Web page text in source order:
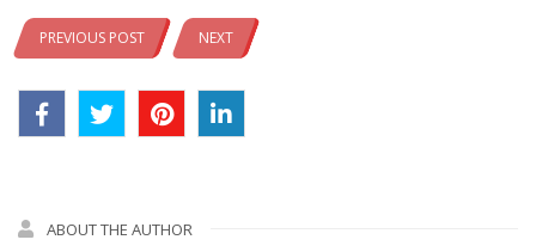
PREVIOUS POST NEXT
ABOUT THE AUTHOR